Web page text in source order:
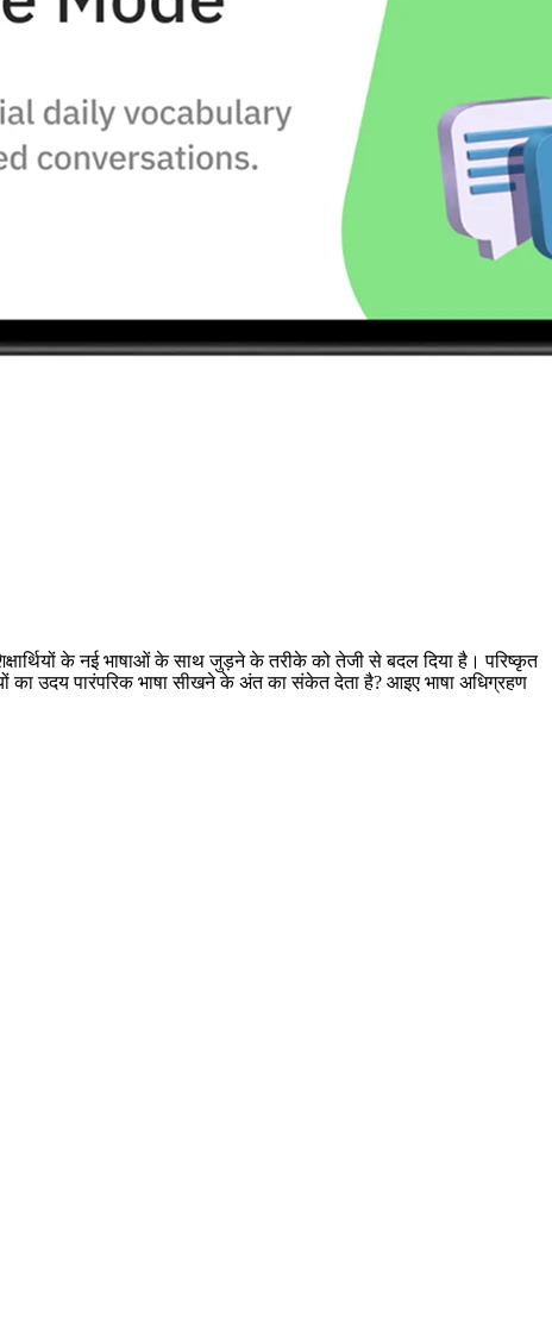
के नई भाषाओं के साथ जुड़ने के तरीके को तेजी से बदल दिया है। परिष्कृत
का उदय पारंपरिक भाषा सीखने के अंत का संकेत देता है? आइए भाषा अधिग्रहण